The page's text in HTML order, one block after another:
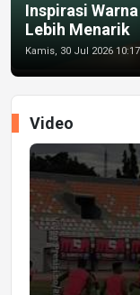
Inspirasi
Lebih Menarik
Kamis, 30 Jul 2026 10:17
Video